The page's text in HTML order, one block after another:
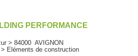
PERFORMANCE
> 84000 AVIGNON
Eléments de construction